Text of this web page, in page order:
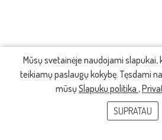
Mūsų svetainėje naudojami
teikiamų paslaugų kokybę. Tęsdami
mūsųSlapukų politika ,
SUPRATAU